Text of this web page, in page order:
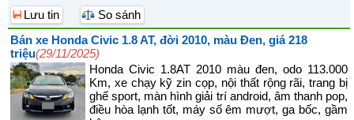
Lưu tin
So sánh
Bán xe Honda Civic 1.8 AT, đời 2010, màu Đen, giá 218
triệu(29/11/2025)
Honda Civic 1.8AT 2010 màu đen, odo 113.000
Km, xe chạy kỹ zin cọp, nội thất rộng rãi, trang bị
ghế sport, màn hình giải trí android, âm thanh pop,
điều hòa lạnh tốt, máy số êm mượt, ga bốc, gầm